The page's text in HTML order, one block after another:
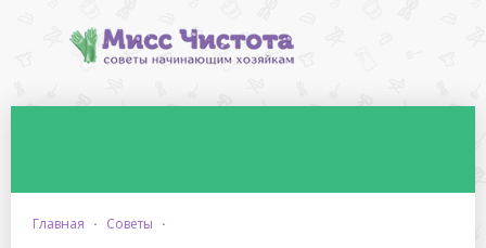
главная · советы ·